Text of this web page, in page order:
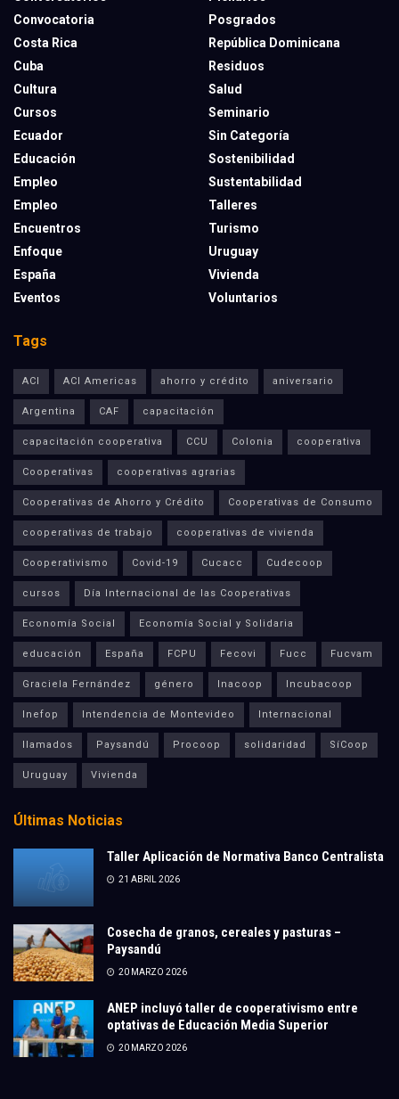
Convocatoria
Costa Rica
Cuba
Cultura
Cursos
Ecuador
Educación
Empleo
Empleo
Encuentros
Enfoque
España
Eventos
Posgrados
República Dominicana
Residuos
Salud
Seminario
Sin Categoría
Sostenibilidad
Sustentabilidad
Talleres
Turismo
Uruguay
Vivienda
Voluntarios
Tags
ACI ACI Americas ahorro y crédito aniversario
Argentina CAF capacitación
capacitación cooperativa CCU Colonia cooperativa
Cooperativas cooperativas agrarias
Cooperativas de Ahorro y Crédito Cooperativas de Consumo
cooperativas de trabajo cooperativas de vivienda
Cooperativismo Covid-19 Cucacc Cudecoop
cursos Día Internacional de las Cooperativas
Economía Social Economía Social y Solidaria
educación España FCPU Fecovi Fucc Fucvam
Graciela Fernández género Inacoop Incubacoop
Inefop Intendencia de Montevideo Internacional
llamados Paysandú Procoop solidaridad SíCoop
Uruguay Vivienda
Últimas Noticias
Taller Aplicación de Normativa Banco Centralista
21 ABRIL 2026
Cosecha de granos, cereales y pasturas –
Paysandú
20 MARZO 2026
ANEP incluyó taller de cooperativismo entre
optativas de Educación Media Superior
20 MARZO 2026